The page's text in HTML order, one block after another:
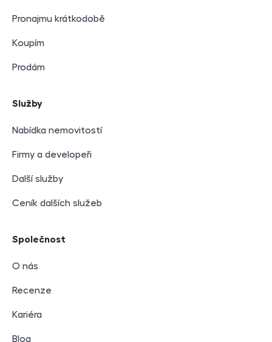
Pronajmu krátkodobě
Koupím
Prodám
Služby
Nabídka nemovitostí
Firmy a developeři
Další služby
Ceník dalších služeb
Společnost
O nás
Recenze
Kariéra
Blog